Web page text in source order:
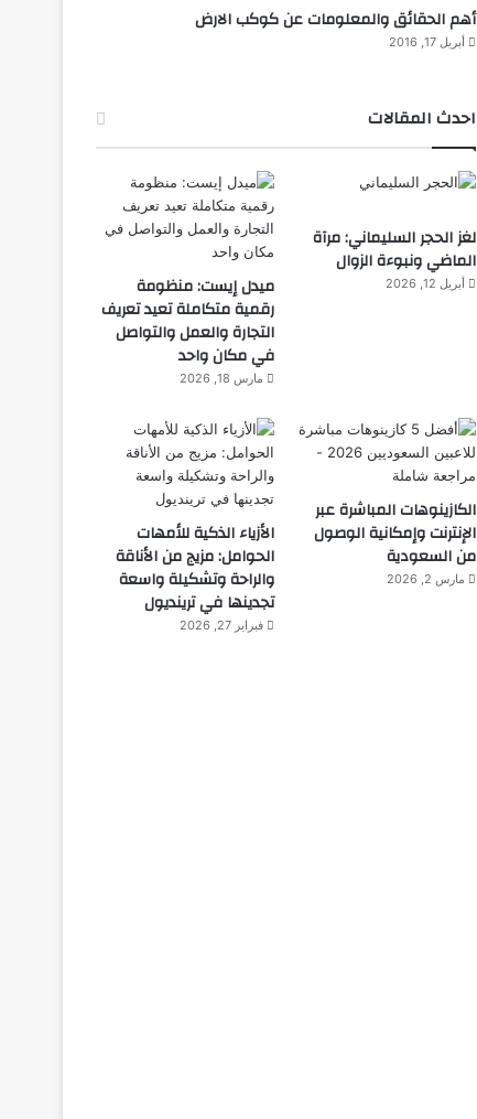
أهم الحقائق والمعلومات عن كوكب الارض
أبريل 17, 2016
احدث المقالات
لغز الحجر السليماني: مرآة
الماضي ونبوءة الزوال
أبريل 12, 2026
ميدل إيست: منظومة
رقمية متكاملة تعيد تعريف
التجارة والعمل والتواصل
في مكان واحد
مارس 18, 2026
الكازينوهات المباشرة عبر
الإنترنت وإمكانية الوصول
من السعودية
مارس 2, 2026
الأزياء الذكية للأمهات
الحوامل: مزيج من الأناقة
والراحة وتشكيلة واسعة
تجدينها في ترينديول
فبراير 27, 2026